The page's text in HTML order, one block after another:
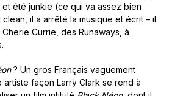
et été junkie (ce qui va assez bien
il a arrêté la musique et écrit – il
Currie, des Runaways, à
? Un gros Français vaguement
façon Larry Clark se rend à